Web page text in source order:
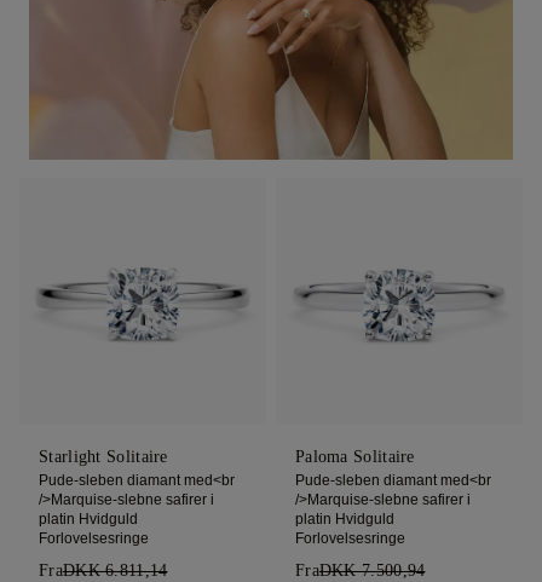
Starlight Solitaire
Pude-sleben diamant med<br
/>Marquise-slebne safirer i
platin Hvidguld
Forlovelsesringe
FraDKK 6.811,14
Paloma Solitaire
Pude-sleben diamant med<br
/>Marquise-slebne safirer i
platin Hvidguld
Forlovelsesringe
FraDKK 7.500,94